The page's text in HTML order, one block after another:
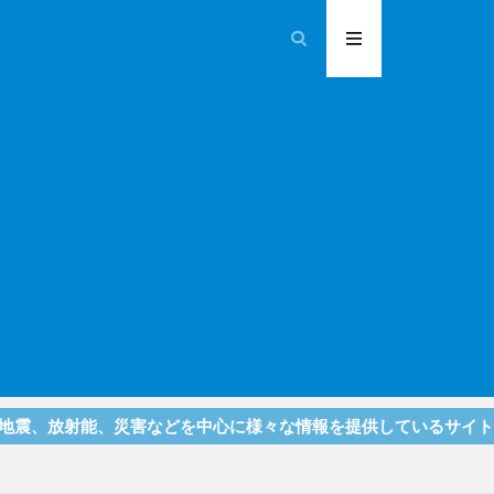
能、災害などを中心に様々な情報を提供しているサイトです！